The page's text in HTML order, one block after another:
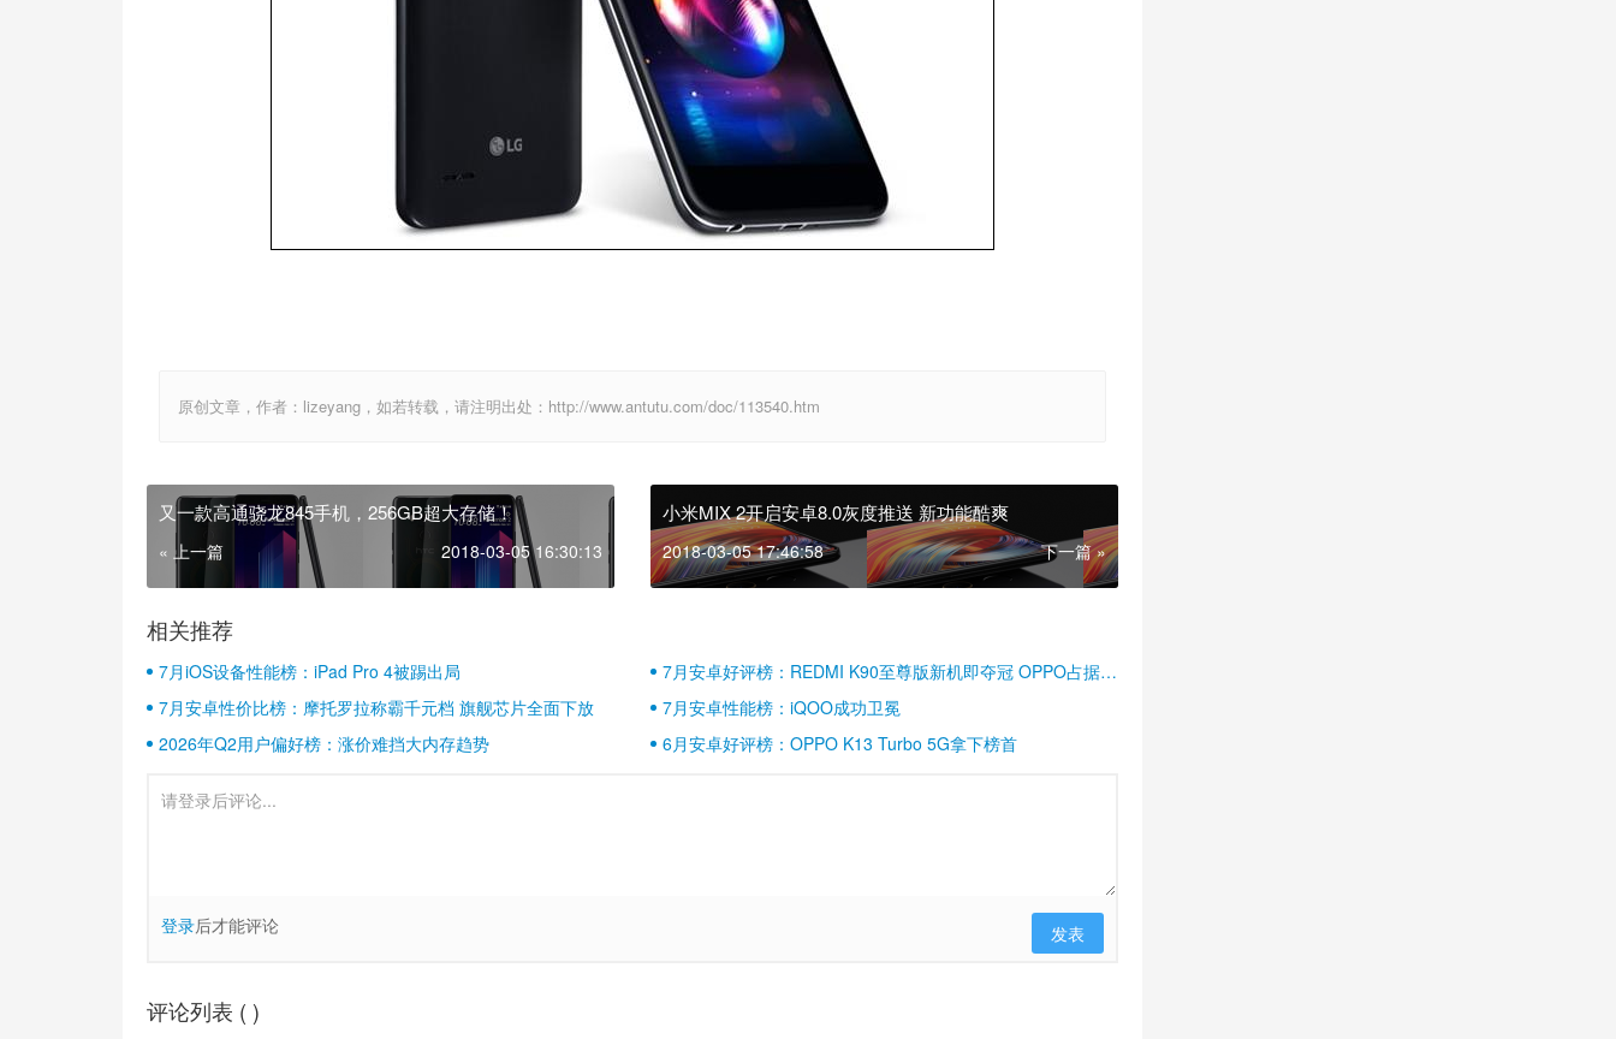
原创文章，作者：lizeyang，如若转载，请注明出处：http://www.antutu.com/doc/113540.htm
又一款高通骁龙845手机，256GB超大存储！
« 上一篇 2018-03-05 16:30:13
小米MIX 2开启安卓8.0灰度推送 新功能酷爽
2018-03-05 17:46:58 下一篇 »
相关推荐
7月iOS设备性能榜：iPad Pro 4被踢出局
7月安卓好评榜：REDMI K90至尊版新机即夺冠 OPPO占据半
壁江山
7月安卓性价比榜：摩托罗拉称霸千元档 旗舰芯片全面下放
7月安卓性能榜：iQOO成功卫冕
2026年Q2用户偏好榜：涨价难挡大内存趋势
6月安卓好评榜：OPPO K13 Turbo 5G拿下榜首
登录后才能评论 发表
评论列表 ( )